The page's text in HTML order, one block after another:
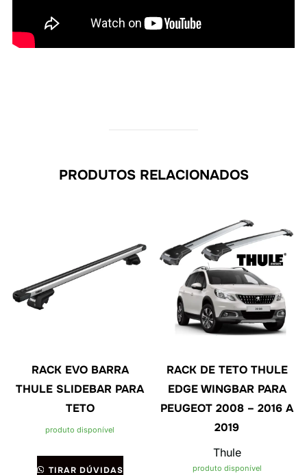
PRODUTOS RELACIONADOS
RACK EVO BARRA
THULE SLIDEBAR PARA
TETO
produto disponível
TIRAR DÚVIDAS
RACK DE TETO THULE
EDGE WINGBAR PARA
PEUGEOT 2008 – 2016 A
2019
Thule
produto disponível